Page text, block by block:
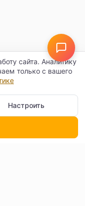
сайта. Аналитику
только с вашего
Настроить